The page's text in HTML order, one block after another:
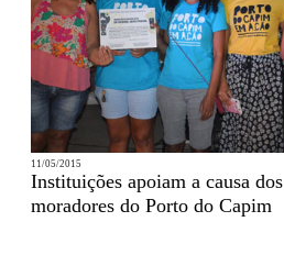
11/05/2015
Instituições apoiam a causa dos
moradores do Porto do Capim